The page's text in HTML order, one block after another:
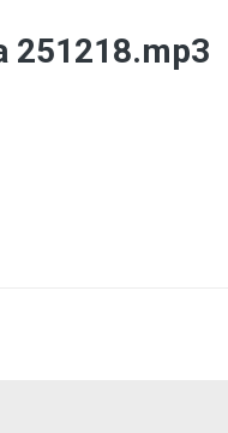
251218.mp3